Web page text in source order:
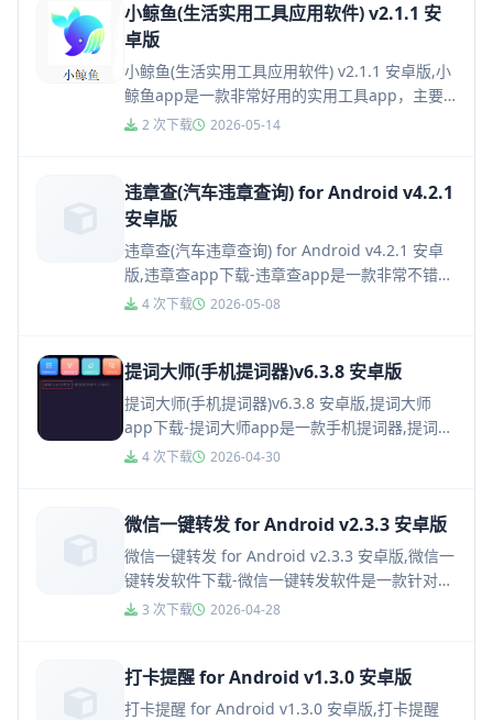
小鲸鱼(生活实用工具应用软件) v2.1.1 安
卓版
小鲸鱼(生活实用工具应用软件) v2.1.1 安卓版,小
鲸鱼app是一款非常好用的实用工具app，主要
包括智能图像识别, 各种尺寸的证件照制作, OCR
2 次下载 2026-05-14
违章查(汽车违章查询) for Android v4.2.1
安卓版
违章查(汽车违章查询) for Android v4.2.1 安卓
版,违章查app下载-违章查app是一款非常不错的
生活工具类手机软件，你可以通过违章查a...
4 次下载 2026-05-08
提词大师(手机提词器)v6.3.8 安卓版
提词大师(手机提词器)v6.3.8 安卓版,提词大师
app下载-提词大师app是一款手机提词器,提词大
师app支持设置台词显示的颜色和滚动速度，区
4 次下载 2026-04-30
微信一键转发 for Android v2.3.3 安卓版
微信一键转发 for Android v2.3.3 安卓版,微信一
键转发软件下载-微信一键转发软件是一款针对微
商用户打造的微信朋友圈一键转发分享软件，支
3 次下载 2026-04-28
打卡提醒 for Android v1.3.0 安卓版
打卡提醒 for Android v1.3.0 安卓版,打卡提醒